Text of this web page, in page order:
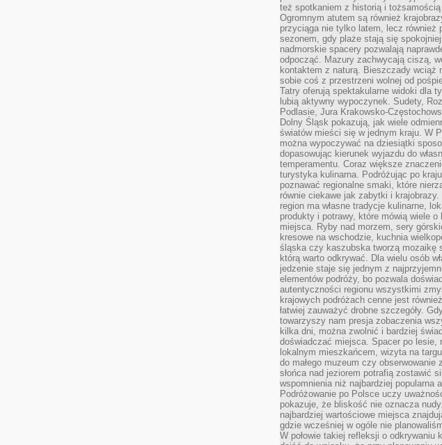
też spotkaniem z historią i
Ogromnym atutem są również
przyciąga nie tylko latem, lecz również
sezonem, gdy plaże stają się
nadmorskie spacery pozwalają
odpocząć. Mazury zachwycają ciszą,
kontaktem z naturą. Bieszczady wciąż
sobie coś z przestrzeni wolnej od
Tatry oferują spektakularne widoki dla
lubią aktywny wypoczynek. Sudety,
Podlasie, Jura Krakowsko-
Dolny Śląsk pokazują, jak wiele
światów mieści się w jednym kraju. W
można wypoczywać na dziesiątki
dopasowując kierunek wyjazdu do
temperamentu. Coraz większe
turystyka kulinarna. Podróżując po
poznawać regionalne smaki, które
równie ciekawe jak zabytki i krajobrazy.
region ma własne tradycje kulinarne,
produkty i potrawy, które mówią wiele o
miejsca. Ryby nad morzem, sery
kresowe na wschodzie, kuchnia
śląska czy kaszubska tworzą mozaikę
którą warto odkrywać. Dla wielu osób
jedzenie staje się jednym z
elementów podróży, bo pozwala
autentyczności regionu wszystkimi
krajowych podróżach cenne jest
łatwiej zauważyć drobne szczegóły.
towarzyszy nam presja zobaczenia
kilka dni, można zwolnić i bardziej
doświadczać miejsca. Spacer po lesie,
lokalnym mieszkańcem, wizyta na
do małego muzeum czy obserwowanie
słońca nad jeziorem potrafią zostawić
wspomnienia niż najbardziej popularna
Podróżowanie po Polsce uczy
pokazuje, że bliskość nie oznacza
najbardziej wartościowe miejsca
gdzie wcześniej w ogóle nie
W połowie takiej refleksji o odkrywaniu